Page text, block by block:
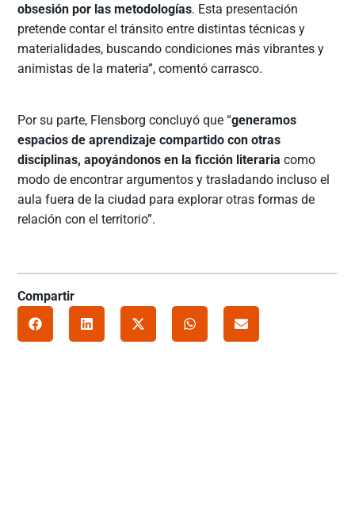
obsesión por las metodologías. Esta presentación
pretende contar el tránsito entre distintas técnicas y
materialidades, buscando condiciones más vibrantes y
animistas de la materia”, comentó carrasco.
Por su parte, Flensborg concluyó que “generamos
espacios de aprendizaje compartido con otras
disciplinas, apoyándonos en la ficción literaria como
modo de encontrar argumentos y trasladando incluso el
aula fuera de la ciudad para explorar otras formas de
relación con el territorio”.
Compartir